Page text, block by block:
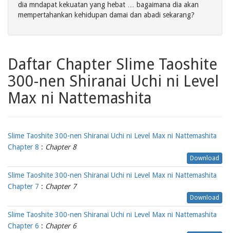
dia mndapat kekuatan yang hebat … bagaimana dia akan
mempertahankan kehidupan damai dan abadi sekarang?
Daftar Chapter Slime Taoshite
300-nen Shiranai Uchi ni Level
Max ni Nattemashita
Slime Taoshite 300-nen Shiranai Uchi ni Level Max ni Nattemashita
Chapter 8 : Chapter 8
Download
Slime Taoshite 300-nen Shiranai Uchi ni Level Max ni Nattemashita
Chapter 7 : Chapter 7
Download
Slime Taoshite 300-nen Shiranai Uchi ni Level Max ni Nattemashita
Chapter 6 : Chapter 6